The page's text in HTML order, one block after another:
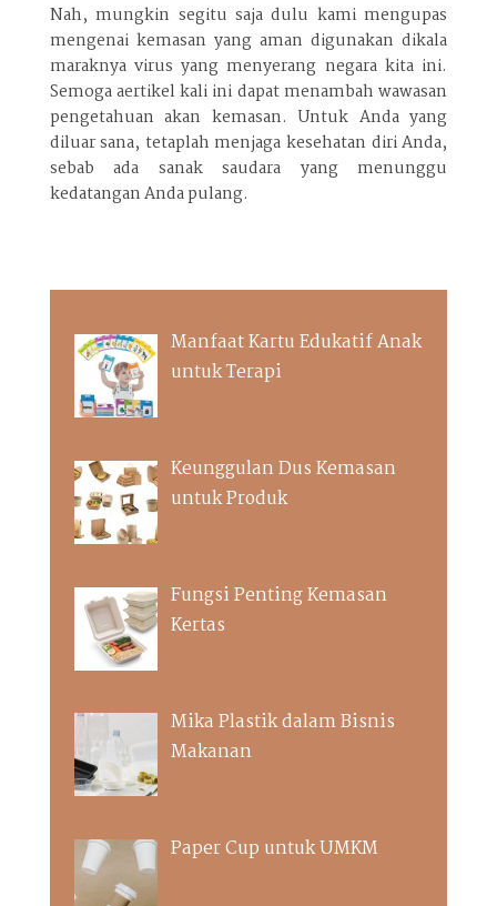
Nah, mungkin segitu saja dulu kami mengupas
mengenai kemasan yang aman digunakan dikala
maraknya virus yang menyerang negara kita ini.
Semoga aertikel kali ini dapat menambah wawasan
pengetahuan akan kemasan. Untuk Anda yang
diluar sana, tetaplah menjaga kesehatan diri Anda,
sebab ada sanak saudara yang menunggu
kedatangan Anda pulang.
Manfaat Kartu Edukatif Anak
untuk Terapi
Keunggulan Dus Kemasan
untuk Produk
Fungsi Penting Kemasan
Kertas
Mika Plastik dalam Bisnis
Makanan
Paper Cup untuk UMKM